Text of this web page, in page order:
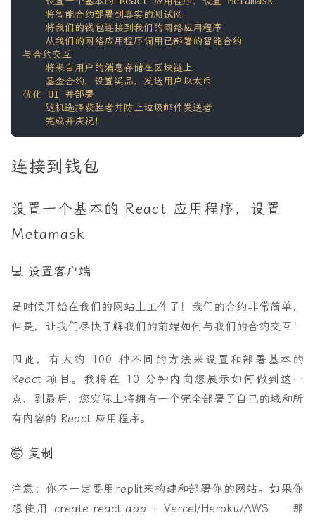
连接到钱包
设置一个基本的 React 应用程序，设置
Metamask
💻 设置客户端
是时候开始在我们的网站上工作了！我们的合约非常简单，
但是，让我们尽快了解我们的前端如何与我们的合约交互！
因此，有大约 100 种不同的方法来设置和部署基本的
React 项目。我将在 10 分钟内向您展示如何做到这一
点，到最后，您实际上将拥有一个完全部署了自己的域和所
有内容的 React 应用程序。
🤯 复制
注意：你不一定要用replit来构建和部署你的网站。如果你
想使用 create-react-app + Vercel/Heroku/AWS——那